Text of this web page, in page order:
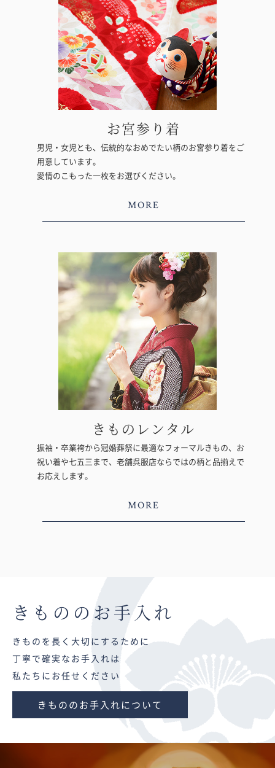
お宮参り着
男児・女児とも、伝統的なおめでたい柄のお宮参り着をご
用意しています。
愛情のこもった一枚をお選びください。
MORE
きものレンタル
振袖・卒業袴から冠婚葬祭に最適なフォーマルきもの、お
祝い着や七五三まで、老舗呉服店ならではの柄と品揃えで
お応えします。
MORE
きものの お手入れ
きものを長く大切にするために
丁寧で確実なお手入れは
私たちにお任せください
きもののお手入れについて